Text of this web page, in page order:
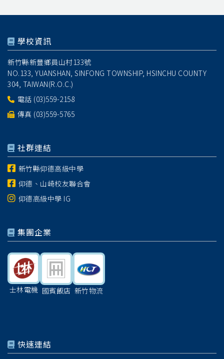
學校資訊
新竹縣新豐鄉員山村133號
NO.133, YUANSHAN, SINFONG TOWNSHIP, HSINCHU COUNTY
304, TAIWAN(R.O.C.)
電話 (03)559-2158
傳真 (03)559-5765
社群連結
新竹縣仰德高級中學
仰德、山崎校友聯合會
仰德高級中學 IG
集團企業
士林電機 國賓飯店 新竹物流
快速連結